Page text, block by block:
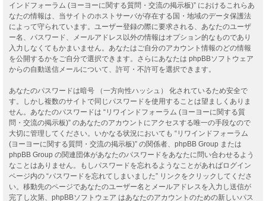
インドフォーラム (ヨーヨーに関する質問・交流の掲示板)” におけるこれらあ
なたの情報は、当サイトのホストサーバが存在する国・地域のデータ保護法
によって守られています。ユーザー登録の際に要求される、あなたのユーザ
ー名、パスワード、メールアドレス以外の情報はオプション的なものであり
入力しなくてもかまいません。あなたはご自分のアカウント情報のどの情報
を公開するかをご自分で選択できます。さらにあなたは phpBBソフトウェア
からの自動送信メールについて、許可・不許可を選択できます。
あなたのパスワードは暗号 （一方向性ハッシュ） 化されているため安全で
す。しかし複数のサイトで同じパスワードを使用することは望ましくありま
せん。あなたのパスワードは “リワインドフォーラム (ヨーヨーに関する質
問・交流の掲示板)” のあなたのアカウントにアクセスする唯一の手段なので
大切に管理してください。いかなる状況においても “リワインドフォーラム
(ヨーヨーに関する質問・交流の掲示板)” の関係者、phpBB Group または
phpBB Group の関連団体があなたのパスワードをあなたに問い合わせるよう
なことはありません。もしパスワードを忘れるようなことがあればログイン
ページ内の “パスワードを忘れてしまいました” リンクをクリックしてくださ
い。移動先のページであなたのユーザー名とメールアドレスを入力し送信が
完了し次第、phpBBソフトウェア はあなたのアカウントのための新しいパス